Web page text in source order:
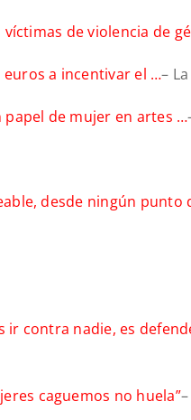
de violencia de
euros a incentivar el …–
papel de mujer en artes …
desde ningún
ir contra nadie, es
caguemos no huela”